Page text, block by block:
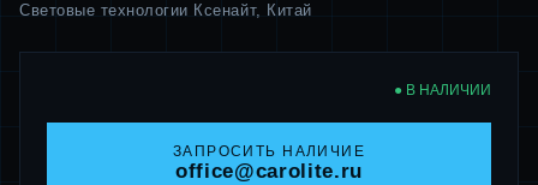
Световые технологии Ксенайт, Китай
● В НАЛИЧИИ
ЗАПРОСИТЬ НАЛИЧИЕ
office@carolite.ru